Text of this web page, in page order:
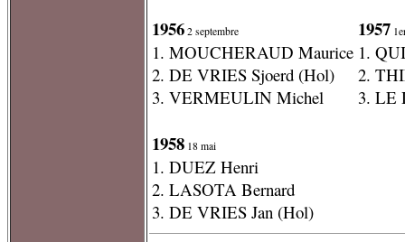
1956 2 septembre
1. MOUCHERAUD Maurice
2. DE VRIES Sjoerd (Hol)
3. VERMEULIN Michel
1958 18 mai
1. DUEZ Henri
2. LASOTA Bernard
3. DE VRIES Jan (Hol)
1957
1.
2.
3. LE